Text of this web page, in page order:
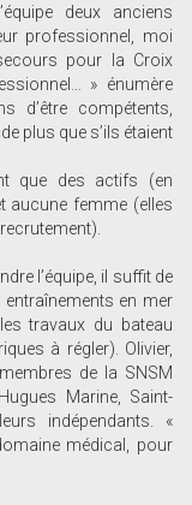
deux anciens
professionnel, moi
pour la Croix
» énumère
d’être compétents,
plus que s’ils étaient
que des actifs (en
aucune femme (elles
l’équipe, il suffit de
en mer
travaux du bateau
à régler). Olivier,
de la SNSM
Marine, Saint-
indépendants. «
médical, pour